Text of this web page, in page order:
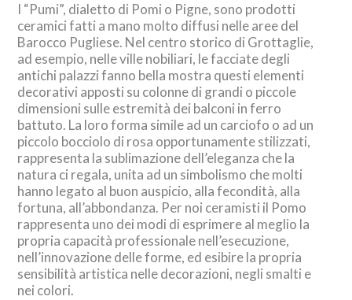
I “Pumi”, dialetto di Pomi o Pigne, sono prodotti
ceramici fatti a mano molto diffusi nelle aree del
Barocco Pugliese. Nel centro storico di Grottaglie,
ad esempio, nelle ville nobiliari, le facciate degli
antichi palazzi fanno bella mostra questi elementi
decorativi apposti su colonne di grandi o piccole
dimensioni sulle estremità dei balconi in ferro
battuto. La loro forma simile ad un carciofo o ad un
piccolo bocciolo di rosa opportunamente stilizzati,
rappresenta la sublimazione dell’eleganza che la
natura ci regala, unita ad un simbolismo che molti
hanno legato al buon auspicio, alla fecondità, alla
fortuna, all’abbondanza. Per noi ceramisti il Pomo
rappresenta uno dei modi di esprimere al meglio la
propria capacità professionale nell’esecuzione,
nell’innovazione delle forme, ed esibire la propria
sensibilità artistica nelle decorazioni, negli smalti e
nei colori.